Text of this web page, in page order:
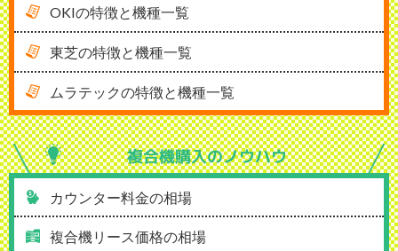
OKIの特徴と機種一覧
東芝の特徴と機種一覧
ムラテックの特徴と機種一覧
複合機購入のノウハウ
カウンター料金の相場
複合機リース価格の相場